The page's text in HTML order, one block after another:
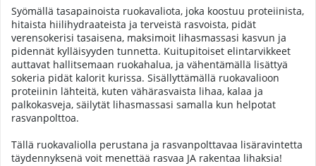
Syömällä tasapainoista ruokavaliota, joka koostuu proteiinista,
hitaista hiilihydraateista ja terveistä rasvoista, pidät
verensokerisi tasaisena, maksimoit lihasmassasi kasvun ja
pidennät kylläisyyden tunnetta. Kuitupitoiset elintarvikkeet
auttavat hallitsemaan ruokahalua, ja vähentämällä lisättyä
sokeria pidät kalorit kurissa. Sisällyttämällä ruokavalioon
proteiinin lähteitä, kuten vähärasvaista lihaa, kalaa ja
palkokasveja, säilytät lihasmassasi samalla kun helpotat
rasvanpolttoa.
Tällä ruokavaliolla perustana ja rasvanpolttavaa lisäravintetta
täydennyksenä voit menettää rasvaa JA rakentaa lihaksia!